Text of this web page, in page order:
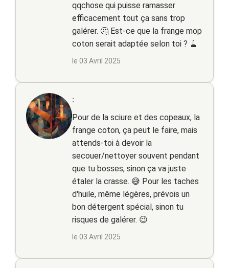
qqchose qui puisse ramasser
efficacement tout ça sans trop
galérer. 🤔 Est-ce que la frange mop
coton serait adaptée selon toi ? 🧹
le 03 Avril 2025
:
Pour de la sciure et des copeaux, la
frange coton, ça peut le faire, mais
attends-toi à devoir la
secouer/nettoyer souvent pendant
que tu bosses, sinon ça va juste
étaler la crasse. 😅 Pour les taches
d'huile, même légères, prévois un
bon détergent spécial, sinon tu
risques de galérer. 😉
le 03 Avril 2025